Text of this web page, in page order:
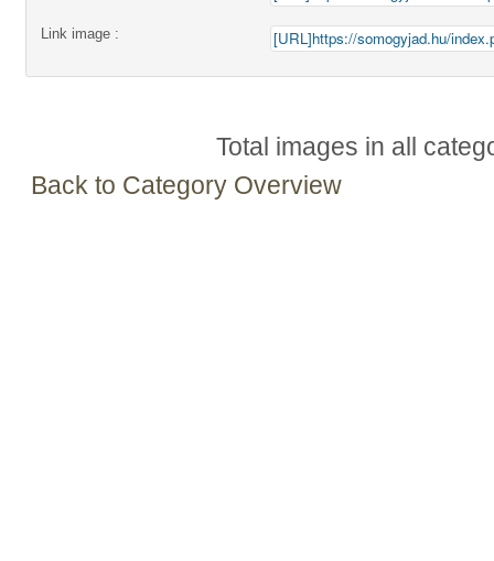
Link image :
Total images in all
Back to Category Overview